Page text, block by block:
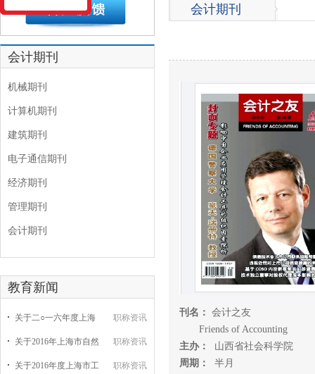
会计期刊
机械期刊
计算机期刊
建筑期刊
电子通信期刊
经济期刊
管理期刊
会计期刊
教育新闻
关于二○一六年度上海 职称资讯
关于2016年上海市自然 职称资讯
关于2016年度上海市工 职称资讯
会计期刊
刊名： 会计之友
Friends of Accounting
主办：
山西省社会科学院
周期：
半月